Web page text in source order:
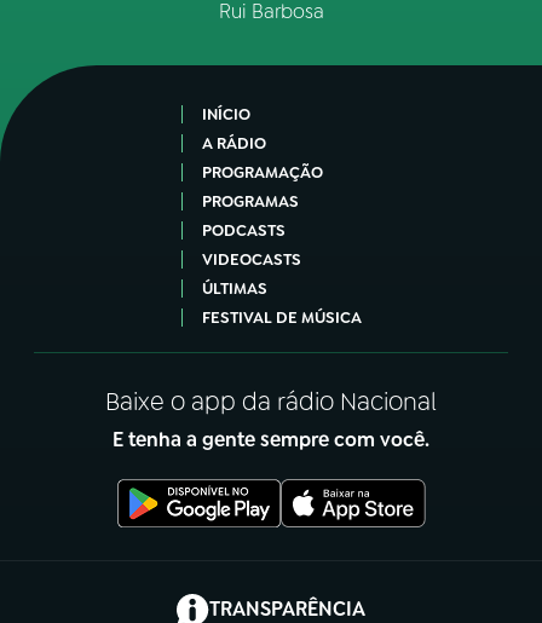
Rui Barbosa
INÍCIO
A RÁDIO
PROGRAMAÇÃO
PROGRAMAS
PODCASTS
VIDEOCASTS
ÚLTIMAS
FESTIVAL DE MÚSICA
Baixe o app da rádio Nacional
E tenha a gente sempre com você.
TRANSPARÊNCIA
(abre em nova aba)